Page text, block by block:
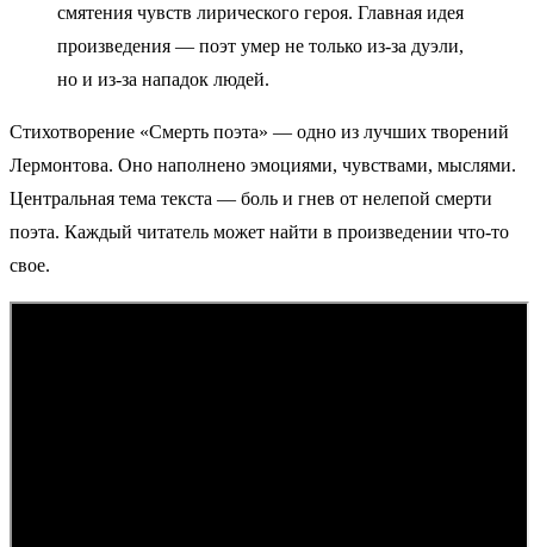
смятения чувств лирического героя. Главная идея
произведения — поэт умер не только из-за дуэли,
но и из-за нападок людей.
Стихотворение «Смерть поэта» — одно из лучших творений
Лермонтова. Оно наполнено эмоциями, чувствами, мыслями.
Центральная тема текста — боль и гнев от нелепой смерти
поэта. Каждый читатель может найти в произведении что-то
свое.